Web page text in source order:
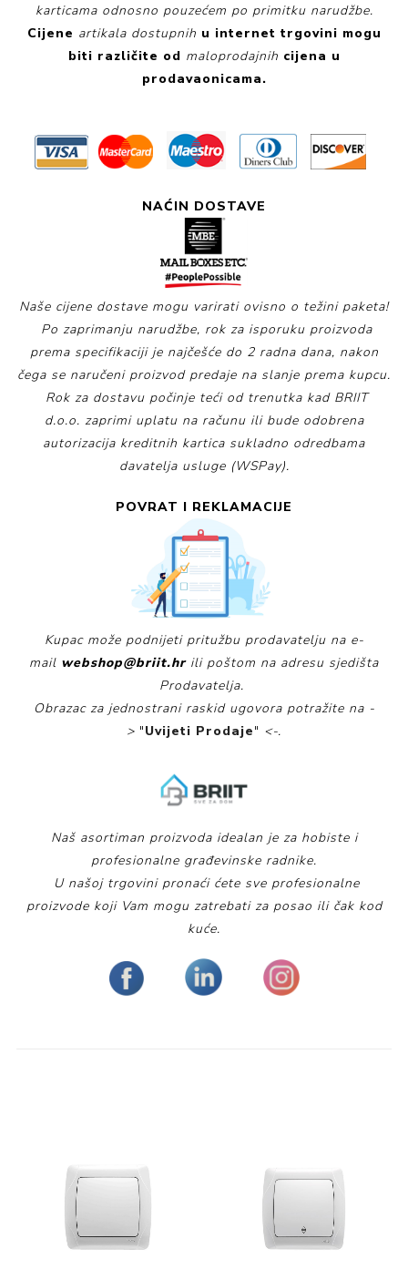
karticama odnosno pouzećem po primitku narudžbe.
Cijene artikala dostupnih u internet trgovini mogu
biti različite od maloprodajnih cijena u
prodavaonicama.
NAĆIN DOSTAVE
Naše cijene dostave mogu varirati ovisno o težini paketa!
Po zaprimanju narudžbe, rok za isporuku proizvoda
prema specifikaciji je najčešće do 2 radna dana, nakon
čega se naručeni proizvod predaje na slanje prema kupcu.
Rok za dostavu počinje teći od trenutka kad BRIIT
d.o.o. zaprimi uplatu na računu ili bude odobrena
autorizacija kreditnih kartica sukladno odredbama
davatelja usluge (WSPay).
POVRAT I REKLAMACIJE
Kupac može podnijeti pritužbu prodavatelju na e-
mail webshop@briit.hr ili poštom na adresu sjedišta
Prodavatelja.
Obrazac za jednostrani raskid ugovora potražite na -
> "Uvijeti Prodaje" <-.
Naš asortiman proizvoda idealan je za hobiste i
profesionalne građevinske radnike.
U našoj trgovini pronaći ćete sve profesionalne
proizvode koji Vam mogu zatrebati za posao ili čak kod
kuće.